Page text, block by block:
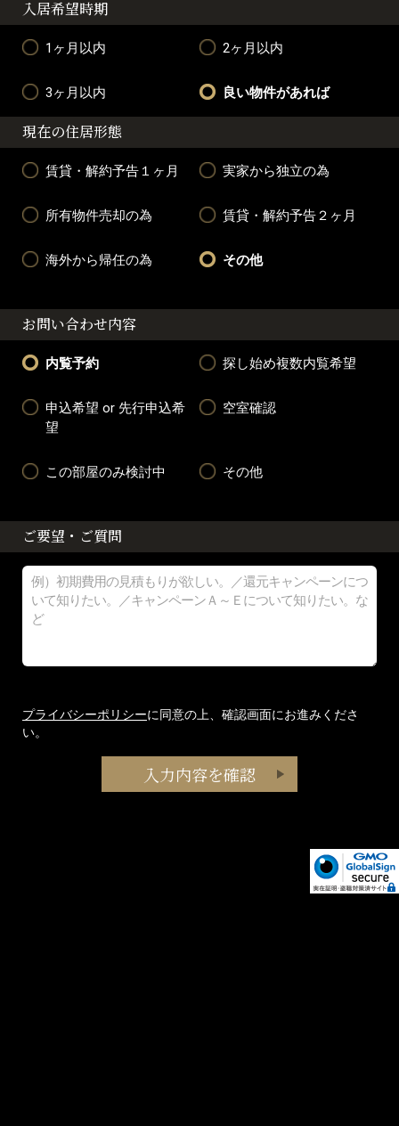
入居希望時期
1ヶ月以内 2ヶ月以内
3ヶ月以内 良い物件があれば
現在の住居形態
賃貸・解約予告１ヶ月 実家から独立の為
所有物件売却の為 賃貸・解約予告２ヶ月
海外から帰任の為 その他
お問い合わせ内容
内覧予約 探し始め複数内覧希望
申込希望 or 先行申込希
望
空室確認
この部屋のみ検討中 その他
ご要望・ご質問
プライバシーポリシーに同意の上、確認画面にお進みくださ
い。